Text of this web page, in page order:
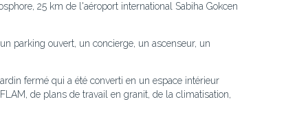
25 km de l'aéroport international Sabiha Gokcen
parking ouvert, un concierge, un ascenseur, un
fermé qui a été converti en un espace intérieur
de plans de travail en granit, de la climatisation,